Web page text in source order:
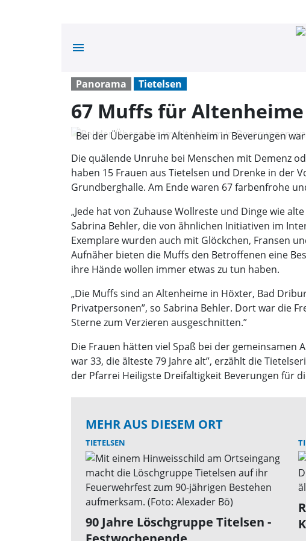
menu
Panorama Tietelsen
67 Muffs für
Bei der Übergabe im Altenheim in Beverungen
Die quälende Unruhe bei Menschen mit Demenz
haben 15 Frauen aus Tietelsen und Drenke in der
Grundberghalle. Am Ende waren 67 farbenfrohe
„Jede hat von Zuhause Wollreste und Dinge wie
Sabrina Behler, die von ähnlichen Initiativen im
Exemplare wurden auch mit Glöckchen, Fransen
Aufnäher bieten die Muffs den Betroffenen eine
ihre Hände wollen immer etwas zu tun haben.
„Die Muffs sind an Altenheime in Höxter, Bad
Privatpersonen”, so Sabrina Behler. Dort war die
Sterne zum Verzieren ausgeschnitten.”
Die Frauen hätten viel Spaß bei der gemeinsamen
war 33, die älteste 79 Jahre alt”, erzählt die
der Pfarrei Heiligste Dreifaltigkeit Beverungen für
MEHR AUS DIESEM ORT
TIETELSEN
90 Jahre Löschgruppe Titelsen -